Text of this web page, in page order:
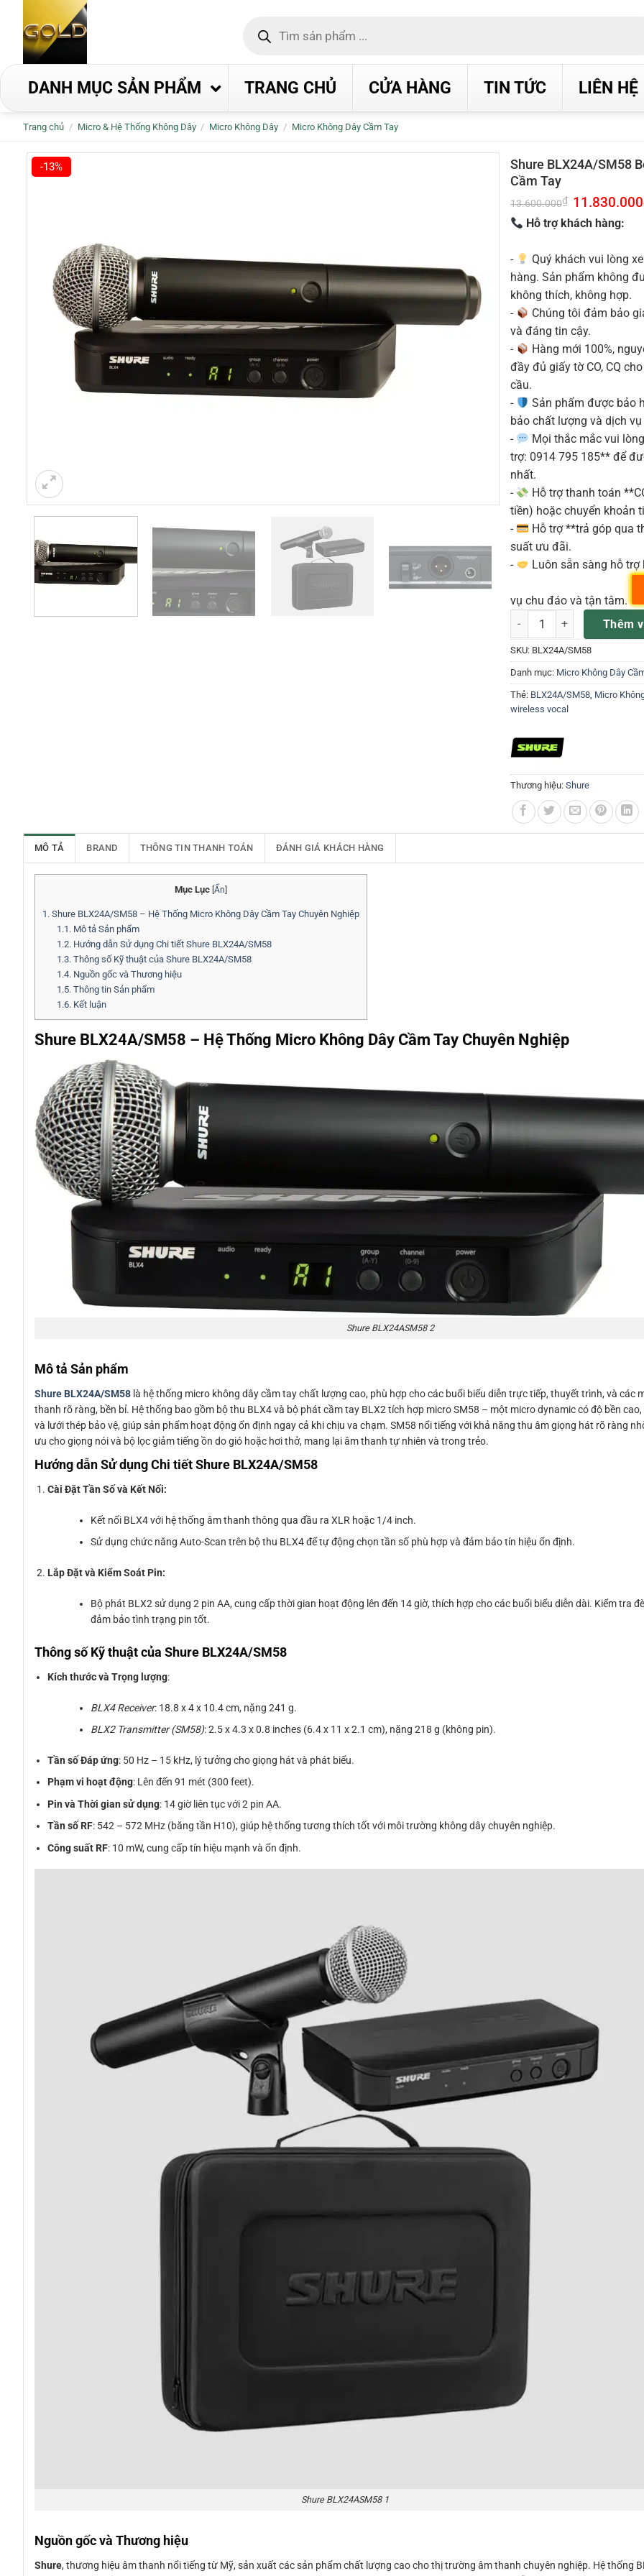
dung
kiếm
DANH MỤC SẢN PHẨM TRANG CHỦ CỬA HÀNG TIN TỨC LIÊN HỆ
Trang chủ / Micro & Hệ Thống Không Dây / Micro Không Dây / Micro Không Dây Cầm Tay
-13%
Shure BLX24A/SM58
Cầm Tay
13.600.000₫ Giá
gốc
là:
13.600.000₫.
11.830.000
Hỗ trợ khách hàng:
-
Quý khách vui lòng
hàng. Sản phẩm không
không thích, không hợp.
-
Chúng tôi đảm bảo
và đáng tin cậy.
-
Hàng mới 100%,
đầy đủ giấy tờ CO, CQ
cầu.
-
Sản phẩm được bảo
bảo chất lượng và dịch
-
Mọi thắc mắc vui
trợ: 0914 795 185** để
nhất.
-
Hỗ trợ thanh toán
tiền) hoặc chuyển khoản
-
Hỗ trợ **trả góp qua
suất ưu đãi.
-
Luôn sẵn sàng hỗ
vụ chu đáo và tận tâm.
Shure BLX24A/SM58 Bộ
Thêm
SKU: BLX24A/SM58
Danh mục: Micro Không Dây
Thẻ: BLX24A/SM58, Micro
wireless vocal
Thương hiệu: Shure
MÔ TẢ BRAND THÔNG TIN THANH TOÁN ĐÁNH GIÁ KHÁCH HÀNG
Mục Lục Ẩn
1. Shure BLX24A/SM58 – Hệ Thống Micro Không Dây Cầm Tay Chuyên Nghiệp
1.1.Mô tả Sản phẩm
1.2.Hướng dẫn Sử dụng Chi tiết Shure BLX24A/SM58
1.3.Thông số Kỹ thuật của Shure BLX24A/SM58
1.4.Nguồn gốc và Thương hiệu
1.5.Thông tin Sản phẩm
1.6.Kết luận
Shure BLX24A/SM58 – Hệ Thống Micro Không Dây Cầm Tay Chuyên Nghiệp
Shure BLX24ASM58 2
Mô tả Sản phẩm
Shure BLX24A/SM58 là hệ thống micro không dây cầm tay chất lượng cao, phù hợp cho các buổi biểu diễn trực tiếp, thuyết trình, và các
thanh rõ ràng, bền bỉ. Hệ thống bao gồm bộ thu BLX4 và bộ phát cầm tay BLX2 tích hợp micro SM58 – một micro dynamic có độ bền
và lưới thép bảo vệ, giúp sản phẩm hoạt động ổn định ngay cả khi chịu va chạm. SM58 nổi tiếng với khả năng thu âm giọng hát rõ ràng
ưu cho giọng nói và bộ lọc giảm tiếng ồn do gió hoặc hơi thở, mang lại âm thanh tự nhiên và trong trẻo.
Hướng dẫn Sử dụng Chi tiết Shure BLX24A/SM58
Cài Đặt Tần Số và Kết Nối:
Kết nối BLX4 với hệ thống âm thanh thông qua đầu ra XLR hoặc 1/4 inch.
Sử dụng chức năng Auto-Scan trên bộ thu BLX4 để tự động chọn tần số phù hợp và đảm bảo tín hiệu ổn định.
Lắp Đặt và Kiểm Soát Pin:
Bộ phát BLX2 sử dụng 2 pin AA, cung cấp thời gian hoạt động lên đến 14 giờ, thích hợp cho các buổi biểu diễn dài. Kiểm tra
đảm bảo tình trạng pin tốt.
Thông số Kỹ thuật của Shure BLX24A/SM58
Kích thước và Trọng lượng:
BLX4 Receiver: 18.8 x 4 x 10.4 cm, nặng 241 g.
BLX2 Transmitter (SM58): 2.5 x 4.3 x 0.8 inches (6.4 x 11 x 2.1 cm), nặng 218 g (không pin).
Tần số Đáp ứng: 50 Hz – 15 kHz, lý tưởng cho giọng hát và phát biểu.
Phạm vi hoạt động: Lên đến 91 mét (300 feet).
Pin và Thời gian sử dụng: 14 giờ liên tục với 2 pin AA.
Tần số RF: 542 – 572 MHz (băng tần H10), giúp hệ thống tương thích tốt với môi trường không dây chuyên nghiệp.
Công suất RF: 10 mW, cung cấp tín hiệu mạnh và ổn định.
Shure BLX24ASM58 1
Nguồn gốc và Thương hiệu
Shure, thương hiệu âm thanh nổi tiếng từ Mỹ, sản xuất các sản phẩm chất lượng cao cho thị trường âm thanh chuyên nghiệp. Hệ thống